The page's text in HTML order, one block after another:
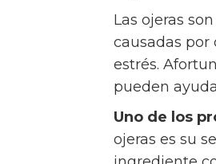
Las ojeras
causadas por
estrés.
pueden
Uno de los
ojeras es su